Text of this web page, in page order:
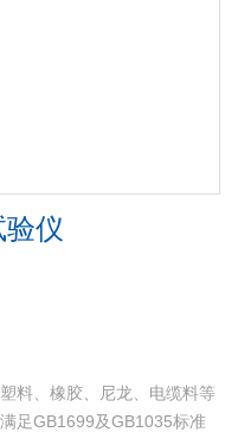
仪
料、橡胶、尼龙、电缆料等
足GB1699及GB1035标准